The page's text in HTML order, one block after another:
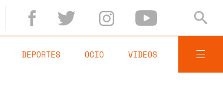
DEPORTES OCIO VIDEOS